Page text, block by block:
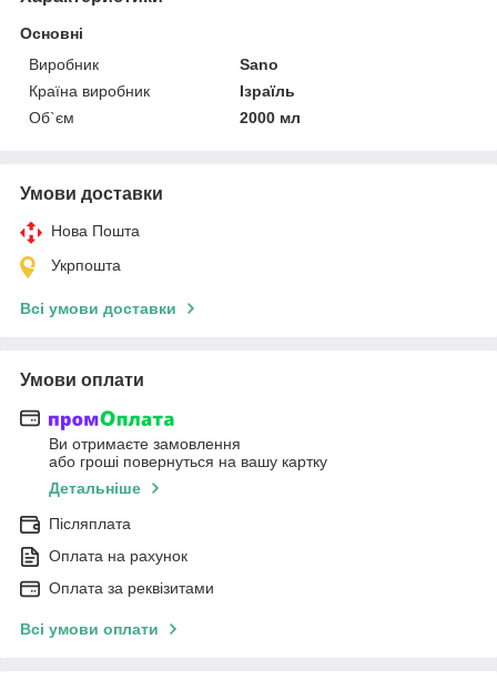
Основні
Виробник
Sano
Країна виробник
Ізраїль
Об`єм
2000 мл
Умови доставки
Нова Пошта
Укрпошта
Всі умови доставки
Умови оплати
Ви отримаєте замовлення
або гроші повернуться на вашу картку
Детальніше
Післяплата
Оплата на рахунок
Оплата за реквізитами
Всі умови оплати